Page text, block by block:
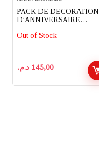
PACK DE DECORATION
D’ANNIVERSAIRE
THEME MINION
Out of Stock
145,00 د.م.